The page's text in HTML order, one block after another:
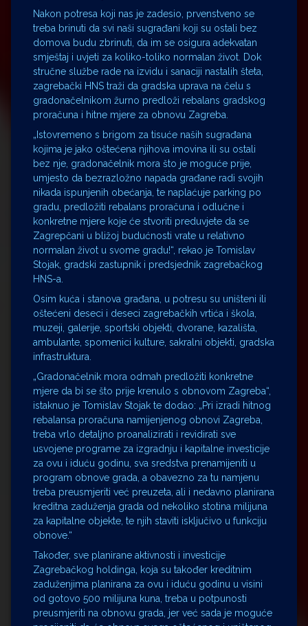
Nakon potresa koji nas je zadesio, prvenstveno se
treba brinuti da svi naši sugrađani koji su ostali bez
domova budu zbrinuti, da im se osigura adekvatan
smještaj i uvjeti za koliko-toliko normalan život. Dok
stručne službe rade na izvidu i sanaciji nastalih šteta,
zagrebački HNS traži da gradska uprava na čelu s
gradonačelnikom žurno predloži rebalans gradskog
proračuna i hitne mjere za obnovu Zagreba.
„Istovremeno s brigom za tisuće naših sugrađana
kojima je jako oštećena njihova imovina ili su ostali
bez nje, gradonačelnik mora što je moguće prije,
umjesto da bezrazložno napada građane radi svojih
nikada ispunjenih obećanja, te naplaćuje parking po
gradu, predložiti rebalans proračuna i odlučne i
konkretne mjere koje će stvoriti preduvjete da se
Zagrepčani u bližoj budućnosti vrate u relativno
normalan život u svome gradu!“, rekao je Tomislav
Stojak, gradski zastupnik i predsjednik zagrebačkog
HNS-a.
Osim kuća i stanova građana, u potresu su uništeni ili
oštećeni deseci i deseci zagrebačkih vrtića i škola,
muzeji, galerije, sportski objekti, dvorane, kazališta,
ambulante, spomenici kulture, sakralni objekti, gradska
infrastruktura.
„Gradonačelnik mora odmah predložiti konkretne
mjere da bi se što prije krenulo s obnovom Zagreba“,
istaknuo je Tomislav Stojak te dodao: „Pri izradi hitnog
rebalansa proračuna namijenjenog obnovi Zagreba,
treba vrlo detaljno proanalizirati i revidirati sve
usvojene programe za izgradnju i kapitalne investicije
za ovu i iduću godinu, sva sredstva prenamijeniti u
program obnove grada, a obavezno za tu namjenu
treba preusmjeriti već preuzeta, ali i nedavno planirana
kreditna zaduženja grada od nekoliko stotina milijuna
za kapitalne objekte, te njih staviti isključivo u funkciju
obnove.“
Također, sve planirane aktivnosti i investicije
Zagrebačkog holdinga, koja su također kreditnim
zaduženjima planirana za ovu i iduću godinu u visini
od gotovo 500 milijuna kuna, treba u potpunosti
preusmjeriti na obnovu grada, jer već sada je moguće